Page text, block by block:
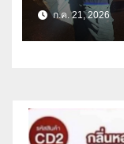
ก.ค. 21, 2026